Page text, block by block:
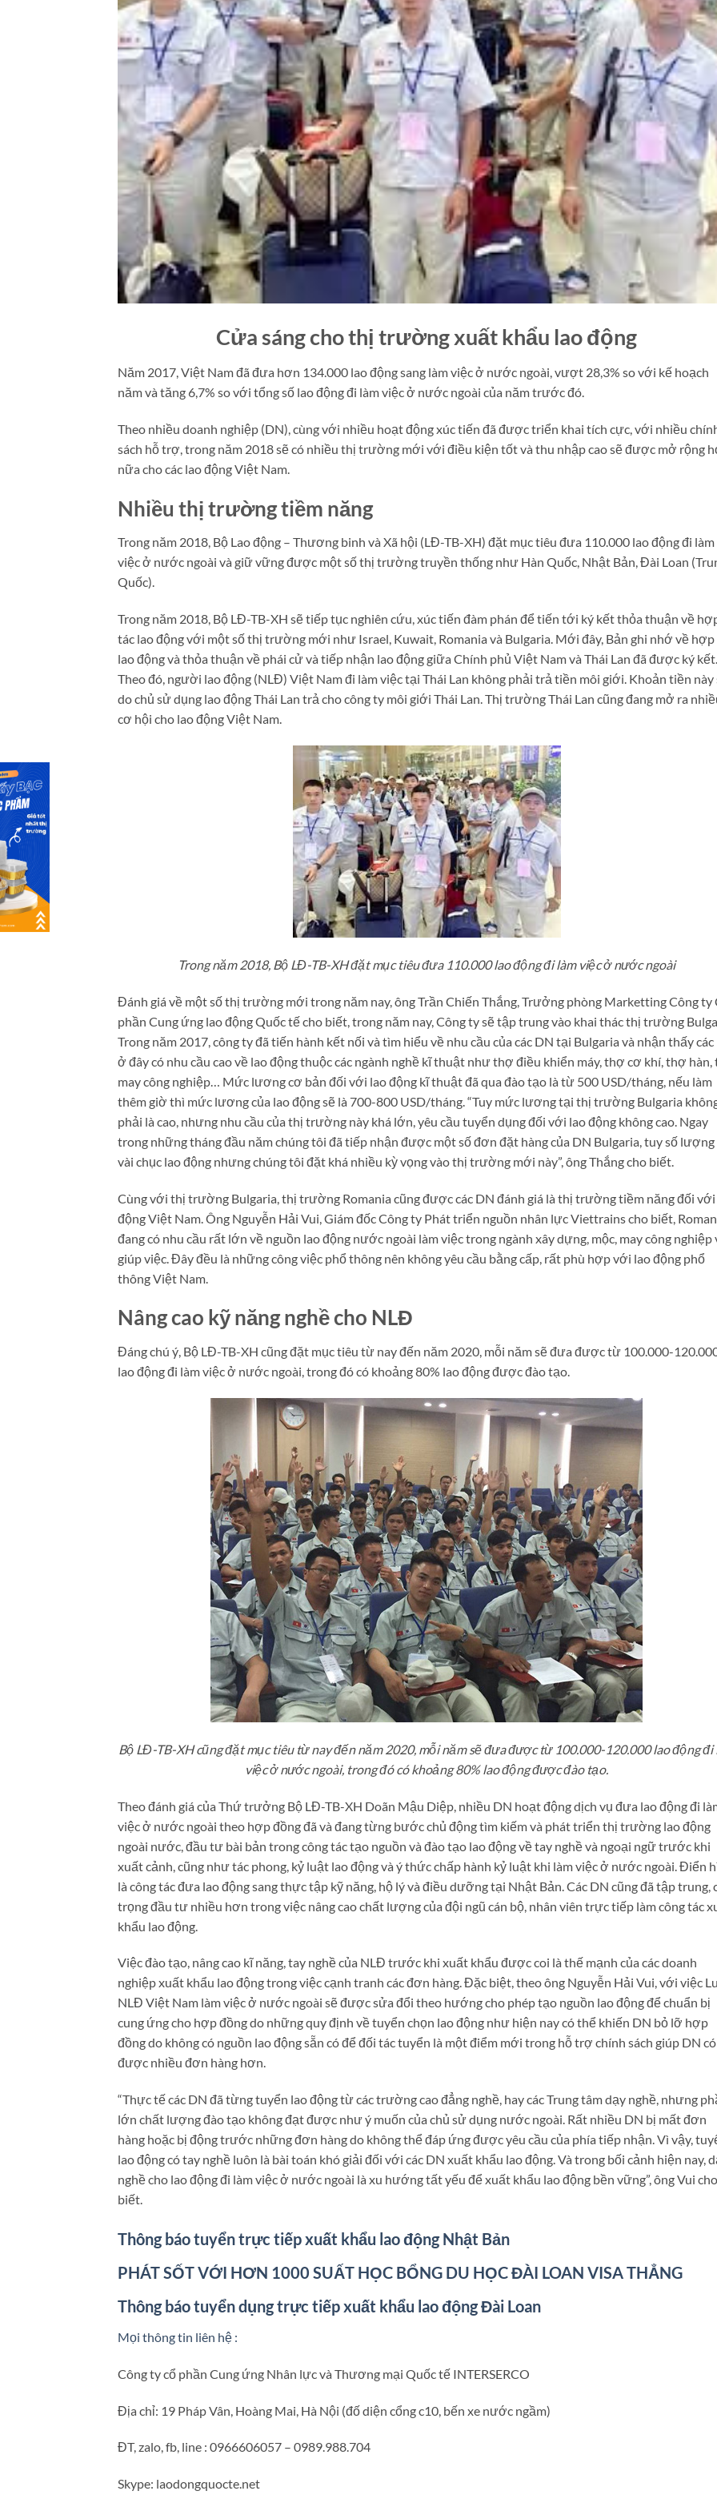
Cửa sáng cho thị trường xuất khẩu lao động
Năm 2017, Việt Nam đã đưa hơn 134.000 lao động sang làm việc ở nước ngoài, vượt 28,3% so với kế hoạch
năm và tăng 6,7% so với tổng số lao động đi làm việc ở nước ngoài của năm trước đó.
Theo nhiều doanh nghiệp (DN), cùng với nhiều hoạt động xúc tiến đã được triển khai tích cực, với nhiều
sách hỗ trợ, trong năm 2018 sẽ có nhiều thị trường mới với điều kiện tốt và thu nhập cao sẽ được mở rộng
nữa cho các lao động Việt Nam.
Nhiều thị trường tiềm năng
Trong năm 2018, Bộ Lao động – Thương binh và Xã hội (LĐ-TB-XH) đặt mục tiêu đưa 110.000 lao động đi làm
việc ở nước ngoài và giữ vững được một số thị trường truyền thống như Hàn Quốc, Nhật Bản, Đài Loan
Quốc).
Trong năm 2018, Bộ LĐ-TB-XH sẽ tiếp tục nghiên cứu, xúc tiến đàm phán để tiến tới ký kết thỏa thuận về
tác lao động với một số thị trường mới như Israel, Kuwait, Romania và Bulgaria. Mới đây, Bản ghi nhớ về hợp
lao động và thỏa thuận về phái cử và tiếp nhận lao động giữa Chính phủ Việt Nam và Thái Lan đã được ký kết.
Theo đó, người lao động (NLĐ) Việt Nam đi làm việc tại Thái Lan không phải trả tiền môi giới. Khoản tiền này
do chủ sử dụng lao động Thái Lan trả cho công ty môi giới Thái Lan. Thị trường Thái Lan cũng đang mở ra
cơ hội cho lao động Việt Nam.
Trong năm 2018, Bộ LĐ-TB-XH đặt mục tiêu đưa 110.000 lao động đi làm việc ở nước ngoài
Đánh giá về một số thị trường mới trong năm nay, ông Trần Chiến Thắng, Trưởng phòng Marketting Công ty
phần Cung ứng lao động Quốc tế cho biết, trong năm nay, Công ty sẽ tập trung vào khai thác thị trường
Trong năm 2017, công ty đã tiến hành kết nối và tìm hiểu về nhu cầu của các DN tại Bulgaria và nhận thấy
ở đây có nhu cầu cao về lao động thuộc các ngành nghề kĩ thuật như thợ điều khiển máy, thợ cơ khí, thợ
may công nghiệp… Mức lương cơ bản đối với lao động kĩ thuật đã qua đào tạo là từ 500 USD/tháng, nếu làm
thêm giờ thì mức lương của lao động sẽ là 700-800 USD/tháng. “Tuy mức lương tại thị trường Bulgaria
phải là cao, nhưng nhu cầu của thị trường này khá lớn, yêu cầu tuyển dụng đối với lao động không cao. Ngay
trong những tháng đầu năm chúng tôi đã tiếp nhận được một số đơn đặt hàng của DN Bulgaria, tuy số lượng
vài chục lao động nhưng chúng tôi đặt khá nhiều kỳ vọng vào thị trường mới này”, ông Thắng cho biết.
Cùng với thị trường Bulgaria, thị trường Romania cũng được các DN đánh giá là thị trường tiềm năng đối với
động Việt Nam. Ông Nguyễn Hải Vui, Giám đốc Công ty Phát triển nguồn nhân lực Viettrains cho biết,
đang có nhu cầu rất lớn về nguồn lao động nước ngoài làm việc trong ngành xây dựng, mộc, may công nghiệp
giúp việc. Đây đều là những công việc phổ thông nên không yêu cầu bằng cấp, rất phù hợp với lao động phổ
thông Việt Nam.
Nâng cao kỹ năng nghề cho NLĐ
Đáng chú ý, Bộ LĐ-TB-XH cũng đặt mục tiêu từ nay đến năm 2020, mỗi năm sẽ đưa được từ 100.000-
lao động đi làm việc ở nước ngoài, trong đó có khoảng 80% lao động được đào tạo.
Bộ LĐ-TB-XH cũng đặt mục tiêu từ nay đến năm 2020, mỗi năm sẽ đưa được từ 100.000-120.000 lao động đi
việc ở nước ngoài, trong đó có khoảng 80% lao động được đào tạo.
Theo đánh giá của Thứ trưởng Bộ LĐ-TB-XH Doãn Mậu Diệp, nhiều DN hoạt động dịch vụ đưa lao động đi
việc ở nước ngoài theo hợp đồng đã và đang từng bước chủ động tìm kiếm và phát triển thị trường lao động
ngoài nước, đầu tư bài bản trong công tác tạo nguồn và đào tạo lao động về tay nghề và ngoại ngữ trước khi
xuất cảnh, cũng như tác phong, kỷ luật lao động và ý thức chấp hành kỷ luật khi làm việc ở nước ngoài. Điển
là công tác đưa lao động sang thực tập kỹ năng, hộ lý và điều dưỡng tại Nhật Bản. Các DN cũng đã tập trung,
trọng đầu tư nhiều hơn trong việc nâng cao chất lượng của đội ngũ cán bộ, nhân viên trực tiếp làm công tác
khẩu lao động.
Việc đào tạo, nâng cao kĩ năng, tay nghề của NLĐ trước khi xuất khẩu được coi là thế mạnh của các doanh
nghiệp xuất khẩu lao động trong việc cạnh tranh các đơn hàng. Đặc biệt, theo ông Nguyễn Hải Vui, với việc
NLĐ Việt Nam làm việc ở nước ngoài sẽ được sửa đổi theo hướng cho phép tạo nguồn lao động để chuẩn bị
cung ứng cho hợp đồng do những quy định về tuyển chọn lao động như hiện nay có thể khiến DN bỏ lỡ hợp
đồng do không có nguồn lao động sẵn có để đối tác tuyển là một điểm mới trong hỗ trợ chính sách giúp DN có
được nhiều đơn hàng hơn.
“Thực tế các DN đã từng tuyển lao động từ các trường cao đẳng nghề, hay các Trung tâm dạy nghề, nhưng
lớn chất lượng đào tạo không đạt được như ý muốn của chủ sử dụng nước ngoài. Rất nhiều DN bị mất đơn
hàng hoặc bị động trước những đơn hàng do không thể đáp ứng được yêu cầu của phía tiếp nhận. Vì vậy,
lao động có tay nghề luôn là bài toán khó giải đối với các DN xuất khẩu lao động. Và trong bối cảnh hiện nay,
nghề cho lao động đi làm việc ở nước ngoài là xu hướng tất yếu để xuất khẩu lao động bền vững”, ông Vui cho
biết.
Thông báo tuyển trực tiếp xuất khẩu lao động Nhật Bản
PHÁT SỐT VỚI HƠN 1000 SUẤT HỌC BỔNG DU HỌC ĐÀI LOAN VISA THẲNG
Thông báo tuyển dụng trực tiếp xuất khẩu lao động Đài Loan
Mọi thông tin liên hệ :
Công ty cổ phần Cung ứng Nhân lực và Thương mại Quốc tế INTERSERCO
Địa chỉ: 19 Pháp Vân, Hoàng Mai, Hà Nội (đố diện cổng c10, bến xe nước ngầm)
ĐT, zalo, fb, line : 0966606057 – 0989.988.704
Skype: laodongquocte.net